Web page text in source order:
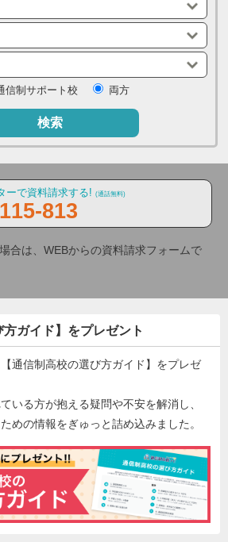
信制サポート校 両方
検索
ーで資料請求する! (通話無料)
813
合は、WEBからの資料請求フォームで
方ガイド】をプレゼント
通信制高校の選び方ガイド】をプレゼ
いる方が抱える疑問や不安を解消し、
めの情報をぎゅっと詰め込みました。